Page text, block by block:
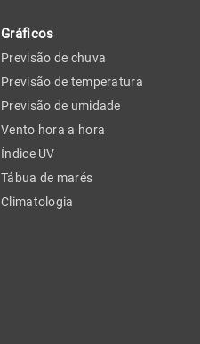
Gráficos
Previsão de chuva
Previsão de temperatura
Previsão de umidade
Vento hora a hora
Índice UV
Tábua de marés
Climatologia